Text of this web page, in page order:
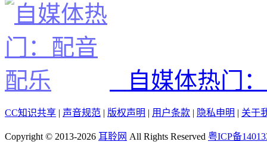
自媒体热门
CC知识共享 | 声音规范 | 版权声明 | 用户条款 | 隐私申明 | 关于
Copyright © 2013-2026 耳聆网 All Rights Reserved 粤ICP备